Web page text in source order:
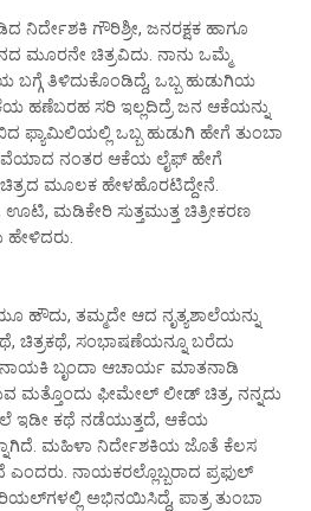
ಗೌರಿಶ್ರೀ, ಜನರಕ್ಷಕ ಹಾಗೂ
ಮೂರನೇ ಚಿತ್ರವಿದು. ನಾನು ಒಮ್ಮೆ
ತಿಳಿದುಕೊಂಡಿದ್ದೆ, ಒಬ್ಬ ಹುಡುಗಿಯ
ಹಣೆಬರಹ ಸರಿ ಇಲ್ಲದಿದ್ರೆ ಜನ ಆಕೆಯನ್ನು
ಫ್ಯಾಮಿಲಿಯಲ್ಲಿ ಒಬ್ಬ ಹುಡುಗಿ ಹೇಗೆ ತುಂಬಾ
ನಂತರ ಆಕೆಯ ಲೈಫ್ ಹೇಗೆ
ಚಿತ್ರದ ಮೂಲಕ ಹೇಳಹೊರಟಿದ್ದೇನೆ.
ಮಡಿಕೇರಿ ಸುತ್ತಮುತ್ತ ಚಿತ್ರೀಕರಣ
ಹೌದು, ತಮ್ಮದೇ ಆದ ನೃತ್ಯಶಾಲೆಯನ್ನು
ಚಿತ್ರಕಥೆ, ಸಂಭಾಷಣೆಯನ್ನೂ ಬರೆದು
ಬೃಂದಾ ಆಚಾರ್ಯ ಮಾತನಾಡಿ
ಮತ್ತೊಂದು ಫೀಮೇಲ್ ಲೀಡ್ ಚಿತ್ರ, ನನ್ನದು
ಇಡೀ ಕಥೆ ನಡೆಯುತ್ತದೆ, ಆಕೆಯ
ಮಹಿಳಾ ನಿರ್ದೇಶಕಿಯ ಜೊತೆ ಕೆಲಸ
ಎಂದರು. ನಾಯಕರಲ್ಲೊಬ್ಬರಾದ ಪ್ರಫುಲ್
ಅಭಿನಯಿಸಿದ್ದೆ, ಪಾತ್ರ ತುಂಬಾ